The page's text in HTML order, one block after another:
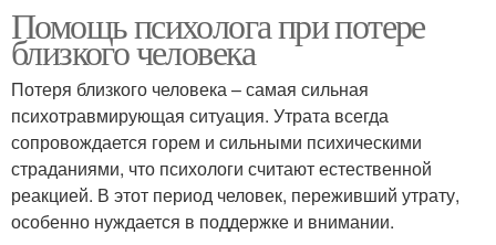
Помощь психолога при потере
близкого человека
Потеря близкого человека – самая сильная
психотравмирующая ситуация. Утрата всегда
сопровождается горем и сильными психическими
страданиями, что психологи считают естественной
реакцией. В этот период человек, переживший утрату,
особенно нуждается в поддержке и внимании.